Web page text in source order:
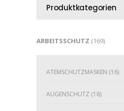
Produktkategorien
ARBEITSSCHUTZ (169)
ATEMSCHUTZMASKEN (16)
AUGENSCHUTZ (18)